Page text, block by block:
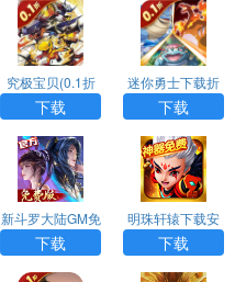
究极宝贝(0.1折
超究破限)
下载
迷你勇士下载折
扣版
下载
新斗罗大陆GM免
费版
下载
明珠轩辕下载安
卓版
下载